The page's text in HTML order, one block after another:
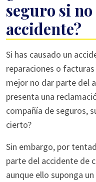
seguro si
accidente?
Si has causado un
reparaciones o
mejor no dar parte del
presenta una
compañía de seguros,
cierto?
Sin embargo, por
parte del accidente de
aunque ello suponga